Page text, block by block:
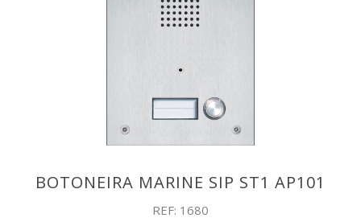
BOTONEIRA MARINE SIP ST1 AP101
REF: 1680